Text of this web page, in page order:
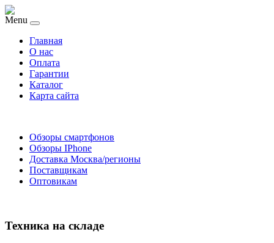
Menu
Главная
O нас
Оплата
Гарантии
Каталог
Карта сайта
Обзоры смартфонов
Обзоры IPhone
Доставка Москва/регионы
Поставщикам
Оптовикам
Техника на складе